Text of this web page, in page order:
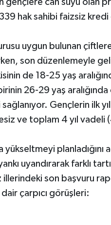
gençlere can suyu olan
hak sahibi faizsiz
uygun bulunan
son düzenlemeyle
de 18-25 yaş
26-29 yaş
Gençlerin ilk
ve toplam 4 yıl vadeli
planladığını
uyandırarak farklı
son başvuru
çarpıcı görüşleri: